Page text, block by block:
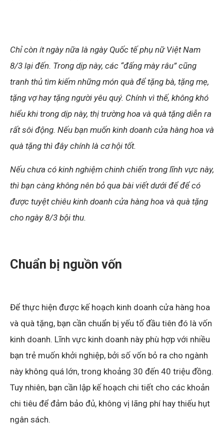
Chỉ còn ít ngày nữa là ngày Quốc tế phụ nữ Việt Nam
8/3 lại đến. Trong dịp này, các “đấng mày râu” cũng
tranh thủ tìm kiếm những món quà để tặng bà, tặng mẹ,
tặng vợ hay tặng người yêu quý. Chính vì thế, không khó
hiểu khi trong dịp này, thị trường hoa và quà tặng diễn ra
rất sôi động. Nếu bạn muốn kinh doanh cửa hàng hoa và
quà tặng thì đây chính là cơ hội tốt.
Nếu chưa có kinh nghiệm chinh chiến trong lĩnh vực này,
thì bạn càng không nên bỏ qua bài viết dưới để để có
được tuyệt chiêu kinh doanh cửa hàng hoa và quà tặng
cho ngày 8/3 bội thu.
Chuẩn bị nguồn vốn
Để thực hiện được kế hoạch kinh doanh cửa hàng hoa
và quà tặng, bạn cần chuẩn bị yếu tố đầu tiên đó là vốn
kinh doanh. Lĩnh vực kinh doanh này phù hợp với nhiều
bạn trẻ muốn khởi nghiệp, bởi số vốn bỏ ra cho ngành
này không quá lớn, trong khoảng 30 đến 40 triệu đồng.
Tuy nhiên, bạn cần lập kế hoạch chi tiết cho các khoản
chi tiêu để đảm bảo đủ, không vị lãng phí hay thiếu hụt
ngân sách.